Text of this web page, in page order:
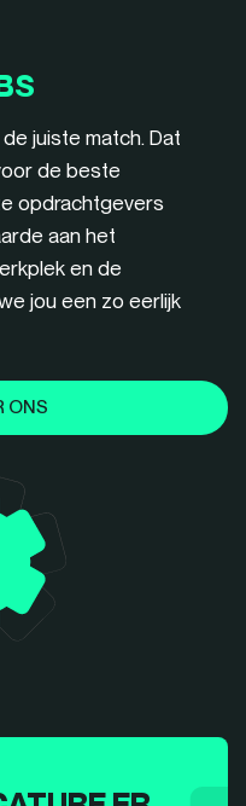
juiste match. Dat
de beste
opdrachtgevers
aan het
en de
jou een zo eerlijk
ONS